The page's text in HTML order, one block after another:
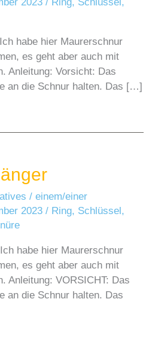
habe hier Maurerschnur
es geht aber auch mit
Anleitung: Vorsicht: Das
an die Schnur halten. Das […]
/einem/einer
2023/ Ring, Schlüssel,
habe hier Maurerschnur
es geht aber auch mit
Anleitung: VORSICHT: Das
an die Schnur halten. Das